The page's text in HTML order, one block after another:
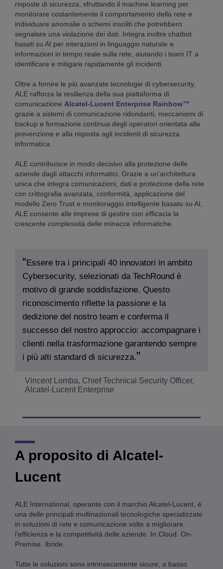
risposte di sicurezza, sfruttando il machine learning per
monitorare costantemente il comportamento della rete e
individuare anomalie o schemi insoliti che potrebbero
segnalare una violazione dei dati. Integra inoltre chatbot
basati su AI per interazioni in linguaggio naturale e
informazioni in tempo reale sulla rete, aiutando i team IT a
identificare e mitigare rapidamente gli incidenti.
Oltre a fornire le più avanzate tecnologie di cybersecurity,
ALE rafforza la resilienza della sua piattaforma di
comunicazione Alcatel-Lucent Enterprise Rainbow™
grazie a sistemi di comunicazione ridondanti, meccanismi di
backup e formazione continua degli operatori orientata alla
prevenzione e alla risposta agli incidenti di sicurezza
informatica.
ALE contribuisce in modo decisivo alla protezione delle
aziende dagli attacchi informatici. Grazie a un’architettura
unica che integra comunicazioni, dati e protezione della rete
con crittografia avanzata, conformità, applicazione del
modello Zero Trust e monitoraggio intelligente basato su AI,
ALE consente alle imprese di gestire con efficacia la
crescente complessità delle minacce informatiche.
Essere tra i principali 40 innovatori in ambito
Cybersecurity, selezionati da TechRound è
motivo di grande soddisfazione. Questo
riconoscimento riflette la passione e la
dedizione del nostro team e conferma il
successo del nostro approccio: accompagnare i
clienti nella trasformazione garantendo sempre
i più alti standard di sicurezza.
Vincent Lomba, Chief Technical Security Officer,
Alcatel-Lucent Enterprise
A proposito di Alcatel-
Lucent
ALE International, operante con il marchio Alcatel-Lucent, è
una delle principali multinazionali tecnologiche specializzate
in soluzioni di rete e comunicazione volte a migliorare
l’efficienza e la competitività delle aziende. In Cloud. On-
Premise. Ibride.
Tutte le soluzioni sono intrinsecamente sicure, a basso